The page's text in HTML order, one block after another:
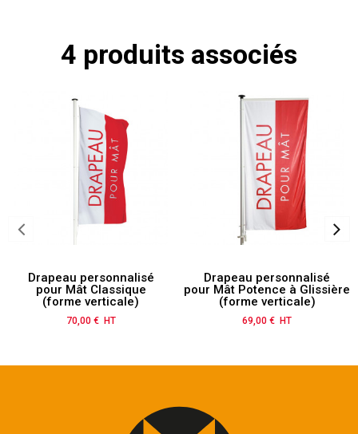
4 produits associés
Drapeau personnalisé
pour Mât Classique
(forme verticale)
Prix
70,00 € HT
Drapeau personnalisé
pour Mât Potence à Glissière
(forme verticale)
Prix
69,00 € HT